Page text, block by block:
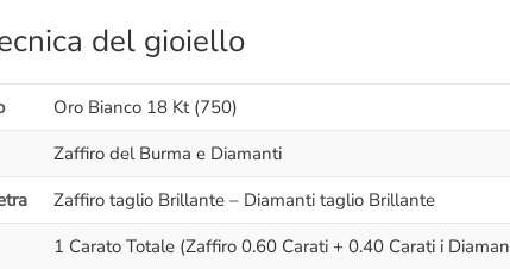
del gioiello
Oro Bianco 18 Kt (750)
Zaffiro del Burma e Diamanti
Zaffiro taglio Brillante – Diamanti taglio Brillante
1 Carato Totale (Zaffiro 0.60 Carati + 0.40 Carati i